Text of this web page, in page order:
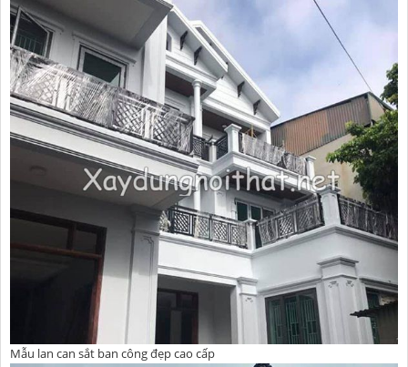
Mẫu lan can sắt ban công đẹp cao cấp